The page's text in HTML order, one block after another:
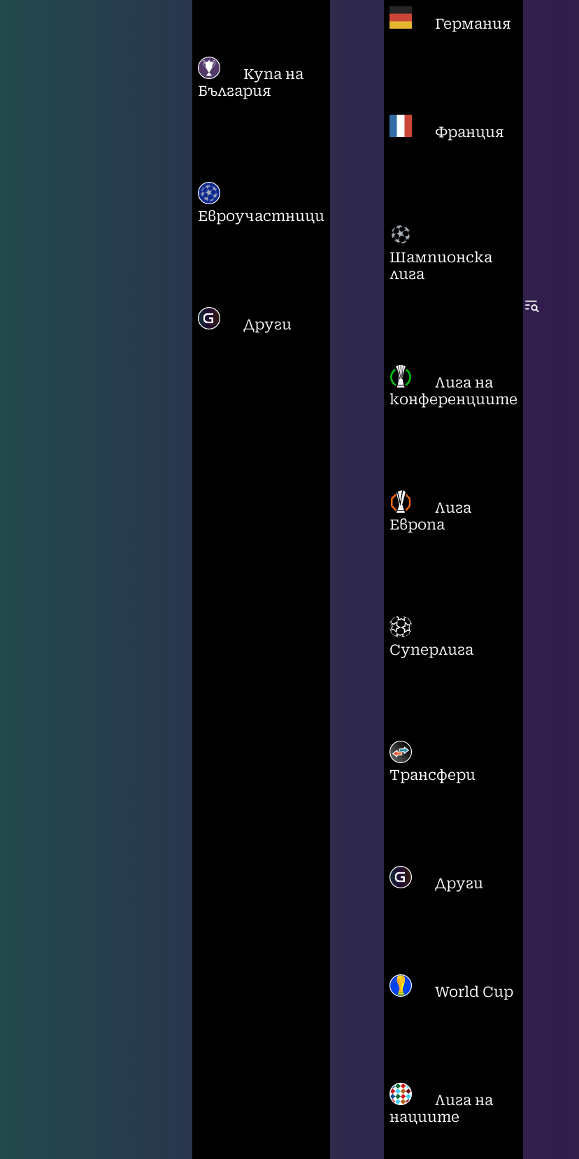
Купа на
България
Евроучастници
Други
Германия
Франция
Шампионска
лига
Лига на
конференциите
Лига
Европа
Суперлига
Трансфери
Други
World Cup
Лига на
нациите